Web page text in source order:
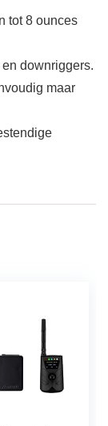
tot 8 ounces
downriggers.
maar